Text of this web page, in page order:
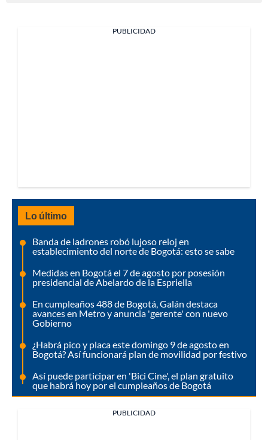
PUBLICIDAD
Lo último
Banda de ladrones robó lujoso reloj en
establecimiento del norte de Bogotá: esto se sabe
Medidas en Bogotá el 7 de agosto por posesión
presidencial de Abelardo de la Espriella
En cumpleaños 488 de Bogotá, Galán destaca
avances en Metro y anuncia 'gerente' con nuevo
Gobierno
¿Habrá pico y placa este domingo 9 de agosto en
Bogotá? Así funcionará plan de movilidad por festivo
Así puede participar en 'Bici Cine', el plan gratuito
que habrá hoy por el cumpleaños de Bogotá
PUBLICIDAD